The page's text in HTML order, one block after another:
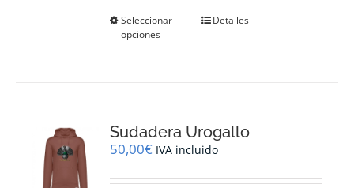
Seleccionar
opciones
Este
se
pueden
en
Detalles
Sudadera Urogallo
50,00€ IVA incluido